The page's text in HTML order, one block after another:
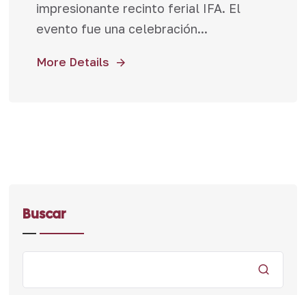
impresionante recinto ferial IFA. El
evento fue una celebración...
More Details
Buscar